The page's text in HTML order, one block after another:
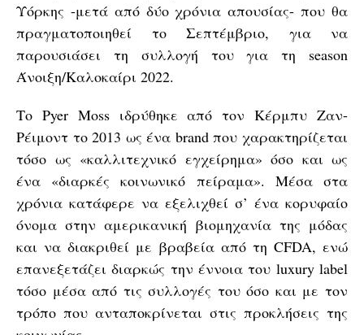
Υόρκης -μετά από δύο χρόνια απουσίας- που θα
πραγματοποιηθεί το Σεπτέμβριο, για να
παρουσιάσει τη συλλογή του για τη season
Άνοιξη/Καλοκαίρι 2022.
Το Pyer Moss ιδρύθηκε από τον Κέρμπυ Ζαν-
Ρέιμοντ το 2013 ως ένα brand που χαρακτηρίζεται
τόσο ως «καλλιτεχνικό εγχείρημα» όσο και ως
ένα «διαρκές κοινωνικό πείραμα». Μέσα στα
χρόνια κατάφερε να εξελιχθεί σ’ ένα κορυφαίο
όνομα στην αμερικανική βιομηχανία της μόδας
και να διακριθεί με βραβεία από τη CFDA, ενώ
επανεξετάζει διαρκώς την έννοια του luxury label
τόσο μέσα από τις συλλογές του όσο και με τον
τρόπο που ανταποκρίνεται στις προκλήσεις της